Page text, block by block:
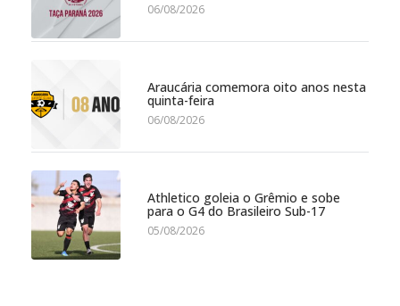
06/08/2026
Araucária comemora oito anos nesta
quinta-feira
06/08/2026
Athletico goleia o Grêmio e sobe
para o G4 do Brasileiro Sub-17
05/08/2026